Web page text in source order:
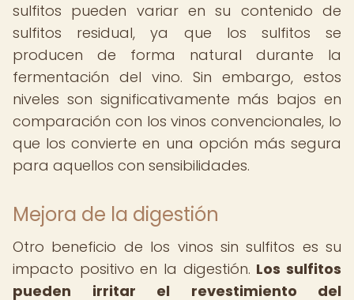
sulfitos pueden variar en su contenido de
sulfitos residual, ya que los sulfitos se
producen de forma natural durante la
fermentación del vino. Sin embargo, estos
niveles son significativamente más bajos en
comparación con los vinos convencionales, lo
que los convierte en una opción más segura
para aquellos con sensibilidades.
Mejora de la digestión
Otro beneficio de los vinos sin sulfitos es su
impacto positivo en la digestión. Los sulfitos
pueden irritar el revestimiento del